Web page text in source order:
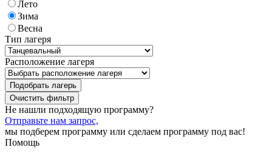
Лето
Зима
Весна
Тип лагеря
Расположение лагеря
Подобрать лагерь
Не нашли подходящую программу?
Отправьте нам запрос,
мы подберем программу или сделаем программу под вас!
Помощь